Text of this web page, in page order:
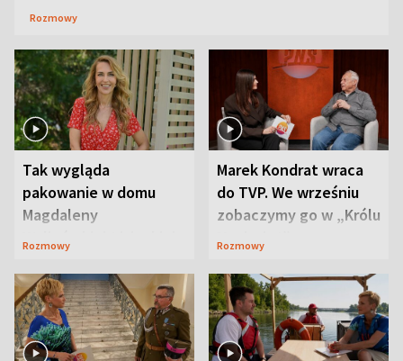
Rozmowy
Tak wygląda
pakowanie w domu
Magdaleny
Waligórskiej-Lisieckiej.
Rozmowy
Marek Kondrat wraca
do TVP. We wrześniu
zobaczymy go w „Królu
Maciusiu I”
Rozmowy